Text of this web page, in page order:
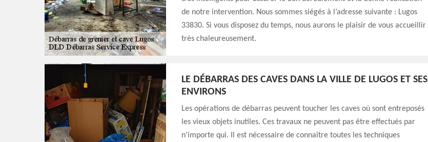
de notre intervention. Nous sommes siégés à l’adresse suivante : Lugos
33830. Si vous disposez du temps, nous aurons le plaisir de vous accueillir
très chaleureusement.
LE DÉBARRAS DES CAVES DANS LA VILLE DE LUGOS ET SES
ENVIRONS
Les opérations de débarras peuvent toucher les caves où sont entreposés
les vieux objets inutiles. Ces travaux ne peuvent pas être effectués par
n'importe qui. Il est nécessaire de connaître toutes les techniques